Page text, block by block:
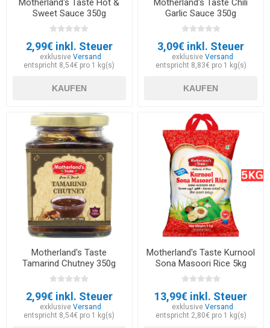
Sweet Sauce 350g
2,99€ inkl. Steuer
exklusiveVersand
entspricht 8,54€ pro 1 kg(s)
KAUFEN
Garlic Sauce 350g
3,09€ inkl. Steuer
exklusive Versand
entspricht 8,83€ pro 1 kg(s)
KAUFEN
Motherland's Taste
Tamarind Chutney 350g
2,99€ inkl. Steuer
exklusiveVersand
entspricht 8,54€ pro 1 kg(s)
Motherland's Taste Kurnool
Sona Masoori Rice 5kg
13,99€ inkl. Steuer
exklusive Versand
entspricht 2,80€ pro 1 kg(s)